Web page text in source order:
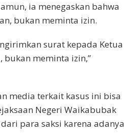
ia menegaskan bahwa
bukan meminta izin.
surat kepada Ketua
bukan meminta izin,”
media terkait kasus ini bisa
Negeri Waikabubak
para saksi karena adanya